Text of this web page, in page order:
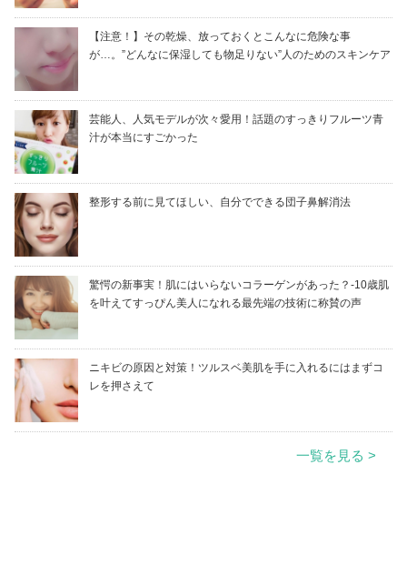
【注意！】その乾燥、放っておくとこんなに危険な事
が…。”どんなに保湿しても物足りない”人のためのスキンケア
芸能人、人気モデルが次々愛用！話題のすっきりフルーツ青
汁が本当にすごかった
整形する前に見てほしい、自分でできる団子鼻解消法
驚愕の新事実！肌にはいらないコラーゲンがあった？-10歳肌
を叶えてすっぴん美人になれる最先端の技術に称賛の声
ニキビの原因と対策！ツルスベ美肌を手に入れるにはまずコ
レを押さえて
一覧を見る >